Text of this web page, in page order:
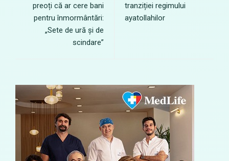
preoți că ar cere bani
pentru înmormântări:
„Sete de ură și de
scindare”
tranziției regimului
ayatollahilor